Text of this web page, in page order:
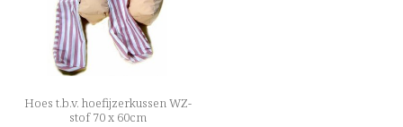
Hoes t.b.v. hoefijzerkussen WZ-
stof 70 x 60cm